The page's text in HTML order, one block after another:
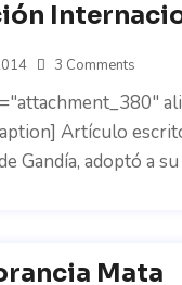
3 Comments
Artículo
Gandía, adoptó a
Mata